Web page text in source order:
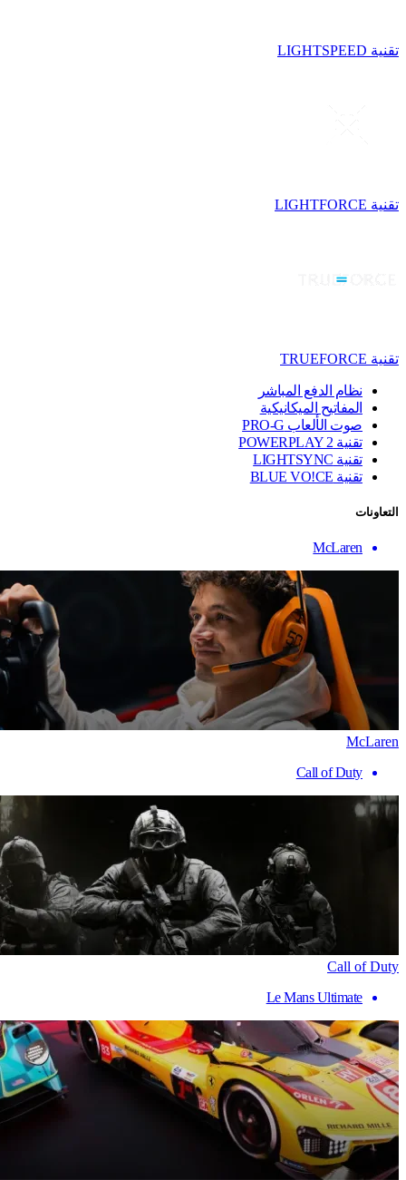
تقنية LIGHTSPEED
تقنية LIGHTFORCE
تقنية TRUEFORCE
نظام الدفع المباشر
المفاتيح الميكانيكية
صوت الألعاب PRO-G
تقنية ‏POWERPLAY 2
تقنية LIGHTSYNC
تقنية BLUE VO!CE
التعاونات
McLaren
McLaren
Call of Duty
Call of Duty
Le Mans Ultimate